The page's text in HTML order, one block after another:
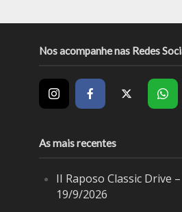
Nos acompanhe nas Redes
As mais recentes
II Raposo Classic Drive
19/9/2026